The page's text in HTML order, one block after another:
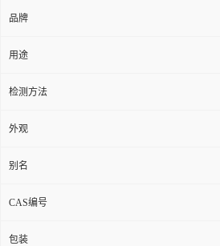
品牌
用途
检测方法
外观
别名
CAS编号
包装